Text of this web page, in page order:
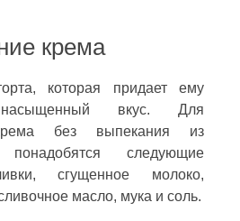
крема
которая придает ему
вкус. Для
без выпекания из
следующие
сгущенное молоко,
масло, мука и соль.